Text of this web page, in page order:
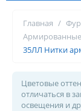
Главная /
35ЛЛ Нитки
Цветовые
отличаться в
освещения и